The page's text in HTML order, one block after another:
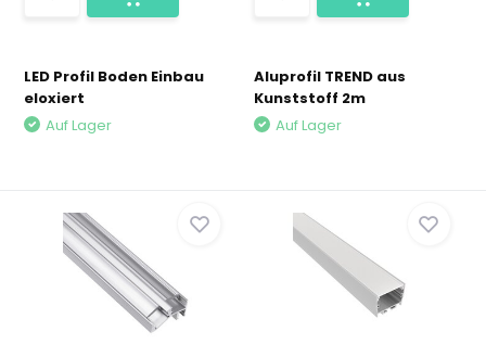
LED Profil Boden Einbau
eloxiert
Auf Lager
Aluprofil TREND aus
Kunststoff 2m
Auf Lager